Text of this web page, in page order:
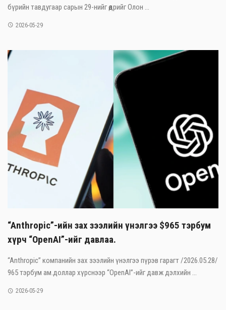
бүрийн тавдугаар сарын 29-нийг өдрийг Олон ...
2026-05-29
“Anthropic”-ийн зах зээлийн үнэлгээ $965 тэрбум
хүрч “OpenAI”-ийг давлаа.
“Anthropic” компанийн зах зээлийн үнэлгээ пүрэв гарагт /2026.05.28/
965 тэрбум ам.доллар хүрснээр “OpenAI”-ийг давж дэлхийн ...
2026-05-29